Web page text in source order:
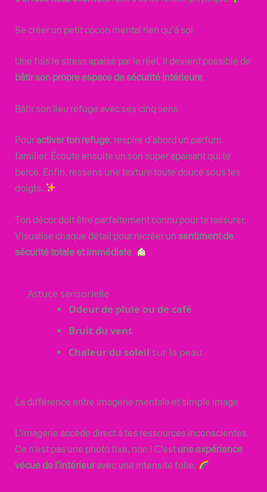
Se créer un petit cocon mental rien qu’à soi
Une fois le stress apaisé par le réel, il devient possible de
bâtir son propre espace de sécurité intérieure.
Bâtir son lieu refuge avec ses cinq sens
Pouractiver ton refuge, respire d’abord un parfum
familier. Écoute ensuite un son super apaisant qui te
berce. Enfin, ressens une texture toute douce sous tes
doigts.
Ton décor doit être parfaitement connu pour te rassurer.
Visualise chaque détail pour recréer unsentiment de
sécurité totale et immédiate.
Astuce sensorielle
Odeur de pluie ou de café
Bruit du vent
Chaleur du soleil sur la peau
La différence entre imagerie mentale et simple image
L’imagerie accède direct à tes ressources inconscientes.
Ce n’est pas une photo fixe, non ! C’estune expérience
vécue de l’intérieuravec une intensité folle.